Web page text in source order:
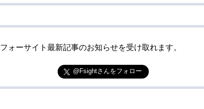
フォーサイト最新記事のお知らせを受け取れます。
@Fsightさんをフォロー